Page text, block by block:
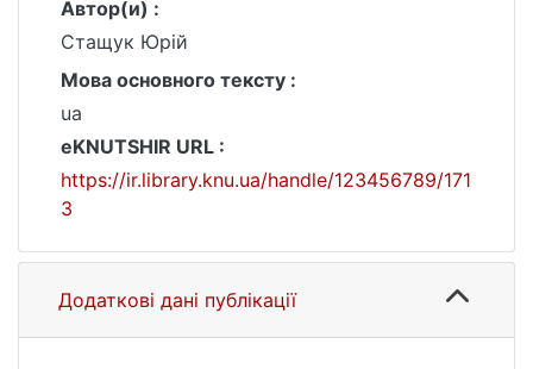
Автор(и) :
Стащук Юрій
Мова основного тексту :
ua
eKNUTSHIR URL :
https://ir.library.knu.ua/handle/123456789/171
3
Додаткові дані публікації